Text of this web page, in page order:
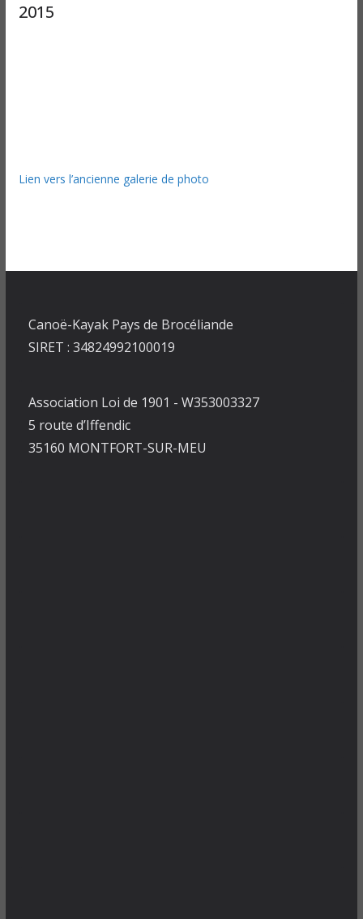
2015
Lien vers l’ancienne galerie de photo
Canoë-Kayak Pays de Brocéliande
SIRET : 34824992100019
Association Loi de 1901 - W353003327
5 route d’Iffendic
35160 MONTFORT-SUR-MEU